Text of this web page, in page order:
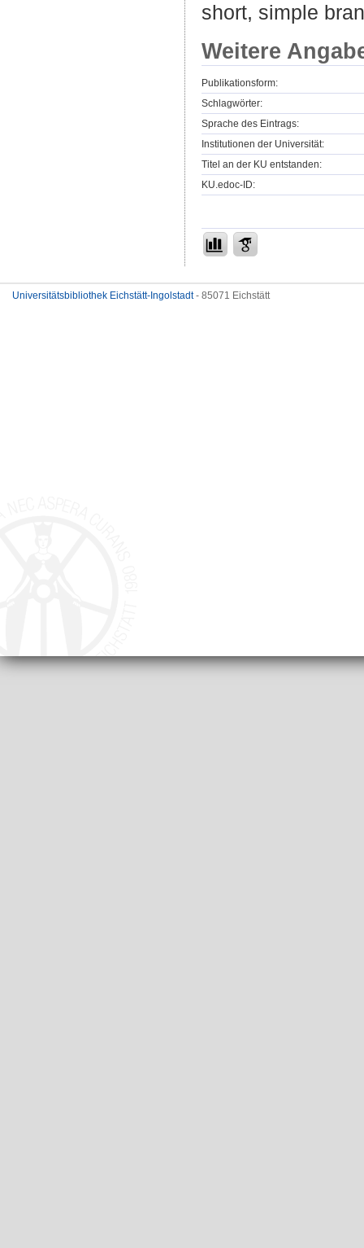
short, simple
Weitere
Publikationsform:
Schlagwörter:
Sprache des Eintrags:
Institutionen der Universität:
Titel an der KU entstanden:
KU.edoc-ID:
Universitätsbibliothek Eichstätt-Ingolstadt- 85071 Eichstätt